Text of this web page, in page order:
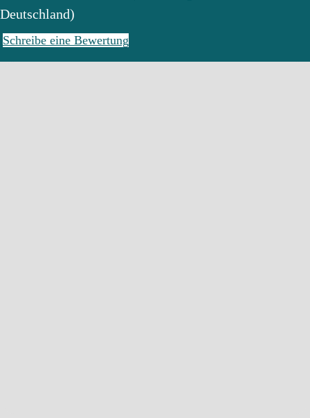
Deutschland)
Schreibe eine Bewertung